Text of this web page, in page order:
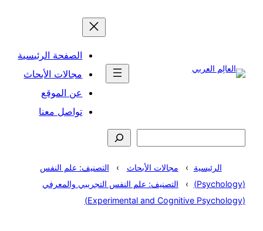
الصفحة الرئيسية
مجالات الأبحاث
عن الموقع
تواصل معنا
الرئيسية مجالات الأبحاث
التصنيف: علم النفس
(Psychology)
التصنيف: علم النفس التجريبي والمعرفي
(Experimental and Cognitive Psychology)